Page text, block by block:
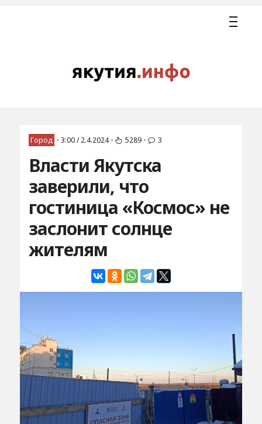
Город • 3:00 / 2.4.2024 • 5289 • 3
Власти Якутска
заверили, что
гостиница «Космос» не
заслонит солнце
жителям